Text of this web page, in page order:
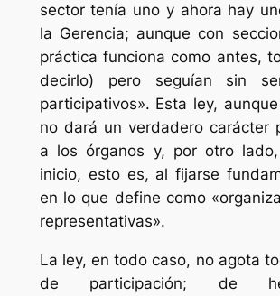
sector tenía uno y ahora hay
la Gerencia; aunque con
práctica funciona como antes,
decirlo) pero seguían sin
participativos». Esta ley,
no dará un verdadero carácter
a los órganos y, por otro
inicio, esto es, al fijarse
en lo que define como
representativas».
La ley, en todo caso, no agota
de participación; de